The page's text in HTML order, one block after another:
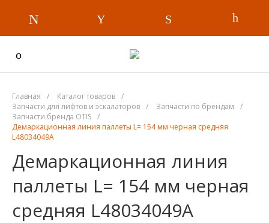
Главная / Каталог товаров /
Запчасти для лифтов и эскалаторов / Запчасти по брендам
/
Запчасти бренда OTIS /
Демаркационная линия паллеты L= 154 мм черная средняя
L48034049A
Демаркационная линия
паллеты L= 154 мм черная
средняя L48034049A